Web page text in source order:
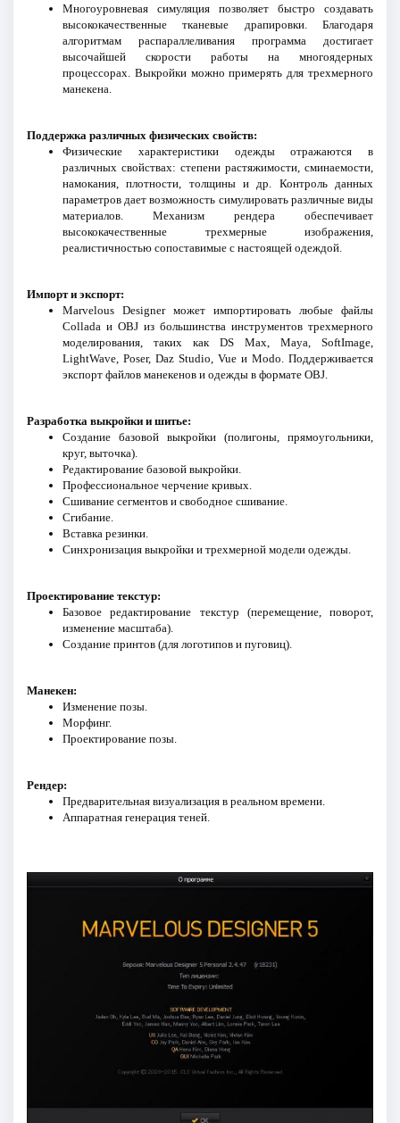
Многоуровневая симуляция позволяет быстро создавать
высококачественные тканевые драпировки. Благодаря
алгоритмам распараллеливания программа достигает
высочайшей скорости работы на многоядерных
процессорах. Выкройки можно примерять для трехмерного
манекена.
Поддержка различных физических свойств:
Физические характеристики одежды отражаются в
различных свойствах: степени растяжимости, сминаемости,
намокания, плотности, толщины и др. Контроль данных
параметров дает возможность симулировать различные виды
материалов. Механизм рендера обеспечивает
высококачественные трехмерные изображения,
реалистичностью сопоставимые с настоящей одеждой.
Импорт и экспорт:
Marvelous Designer может импортировать любые файлы
Collada и OBJ из большинства инструментов трехмерного
моделирования, таких как DS Max, Maya, SoftImage,
LightWave, Poser, Daz Studio, Vue и Modo. Поддерживается
экспорт файлов манекенов и одежды в формате OBJ.
Разработка выкройки и шитье:
Создание базовой выкройки (полигоны, прямоугольники,
круг, выточка).
Редактирование базовой выкройки.
Профессиональное черчение кривых.
Сшивание сегментов и свободное сшивание.
Сгибание.
Вставка резинки.
Синхронизация выкройки и трехмерной модели одежды.
Проектирование текстур:
Базовое редактирование текстур (перемещение, поворот,
изменение масштаба).
Создание принтов (для логотипов и пуговиц).
Манекен:
Изменение позы.
Морфинг.
Проектирование позы.
Рендер:
Предварительная визуализация в реальном времени.
Аппаратная генерация теней.